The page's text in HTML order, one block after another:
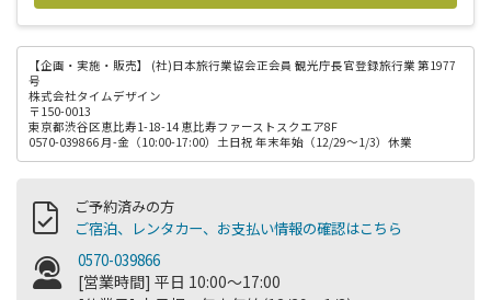
【企画・実施・販売】
(社)日本旅行業協会正会員 観光庁長官登録旅行業 第1977
号
株式会社タイムデザイン
〒150-0013
東京都渋谷区恵比寿1-18-14 恵比寿ファーストスクエア8F
0570-039866 月-金（10:00-17:00）土日祝 年末年始（12/29～1/3）休業
ご予約済みの方
ご宿泊、レンタカー、お支払い情報の確認はこちら
0570-039866
[営業時間] 平日 10:00～17:00